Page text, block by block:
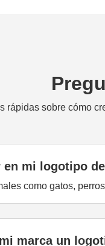
rápidas sobre cómo
mi logotipo
como gatos,
marca un